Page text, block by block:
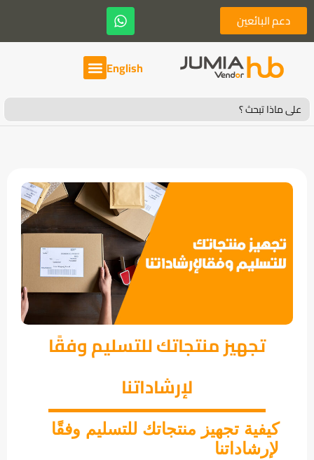
دعم البائعين
English
Search
for:
تجهيز منتجاتك للتسليم وفقًا
لإرشاداتنا
كيفية تجهيز منتجاتك للتسليم وفقًا
لإرشاداتنا